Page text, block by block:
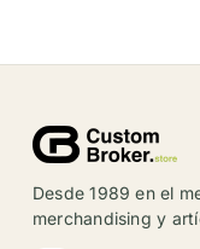
Desde 1989 en el
merchandising y